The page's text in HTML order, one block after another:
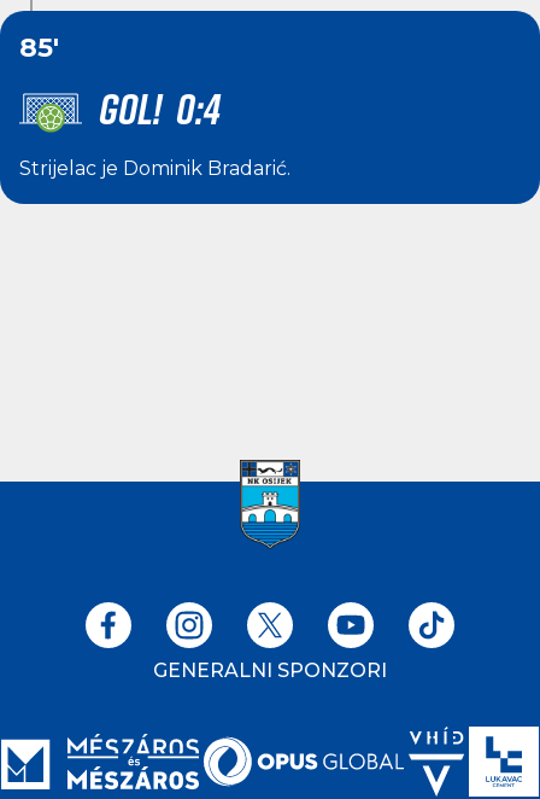
85'
GOL! 0:4
Strijelac je Dominik Bradarić.
GENERALNI SPONZORI